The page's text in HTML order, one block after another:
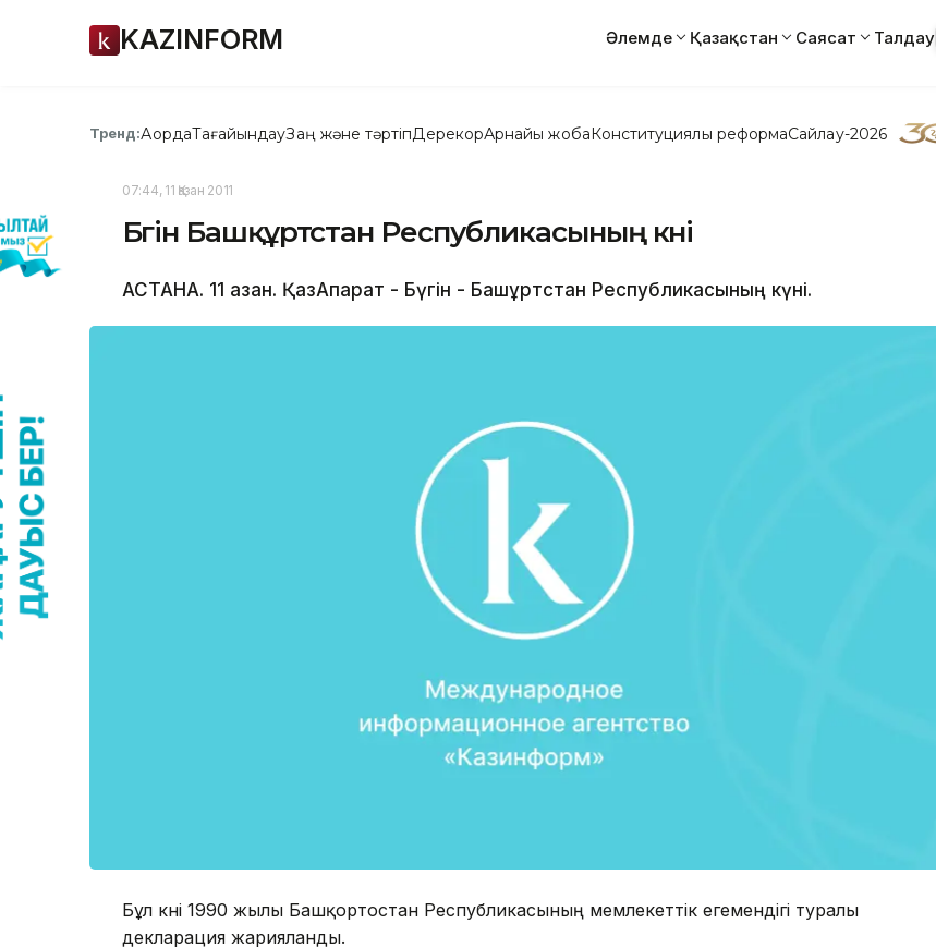
KAZINFORM Әлемде Қазақстан Саясат Талдау
Тренд:АқордаТағайындауЗаң және тәртіпДерекқорАрнайы жобаКонституциялық реформаСайлау-2026
07:44, 11 Қазан 2011
Бүгін Башқұртстан Республикасының күні
АСТАНА. 11 қазан. ҚазАқпарат - Бүгін - Башқұртстан Республикасының күні.
Бұл күні 1990 жылы Башқортостан Республикасының мемлекеттік егемендігі туралы
декларация жарияланды.